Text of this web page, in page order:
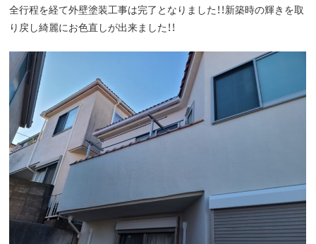
全行程を経て外壁塗装工事は完了となりました！！新築時の輝きを取
り戻し綺麗にお色直しが出来ました！！